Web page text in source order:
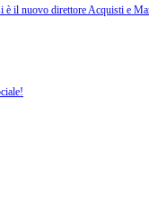
è il nuovo direttore Acquisti e